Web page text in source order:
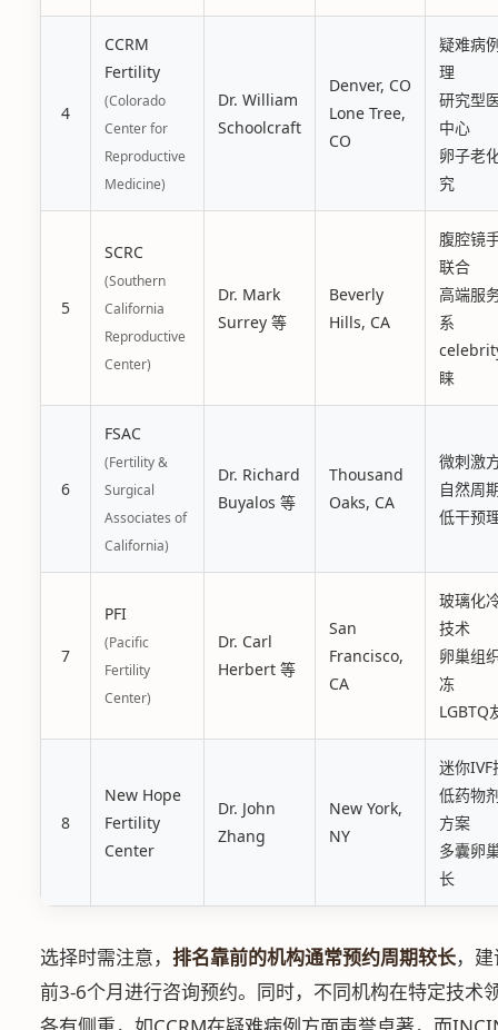
4
CCRM
Fertility
(Colorado
Center for
Reproductive
Medicine)
Dr. William
Schoolcraft
Denver, CO
Lone Tree,
CO
疑难病
理
研究型
中心
卵子老
究
5
SCRC
(Southern
California
Reproductive
Center)
Dr. Mark
Surrey 等
Beverly
Hills, CA
腹腔镜
联合
高端服
系
睐
6
FSAC
(Fertility &
Surgical
Associates of
California)
Dr. Richard
Buyalos 等
Thousand
Oaks, CA
微刺激
自然周
低干预
7
PFI
(Pacific
Fertility
Center)
Dr. Carl
Herbert 等
San
Francisco,
CA
玻璃化
技术
卵巢组
冻
LGBTQ
8
New Hope
Fertility
Center
Dr. John
Zhang
New York,
NY
迷你IVF
低药物
方案
多囊卵
长
选择时需注意， 排名靠前的机构通常预约周期较长，
前3-6个月进行咨询预约。同时，不同机构在特定技术